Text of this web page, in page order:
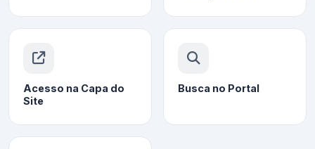
Acesso na Capa do
Site
Busca no Portal